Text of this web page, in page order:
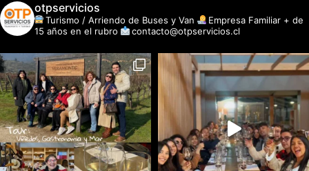
otpservicios
Turismo / Arriendo de Buses y Van
Empresa Familiar + de
15 años en el rubro
contacto@otpservicios.cl